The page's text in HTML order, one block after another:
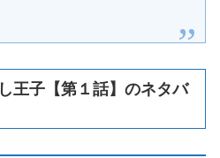
王子【第１話】のネタバ